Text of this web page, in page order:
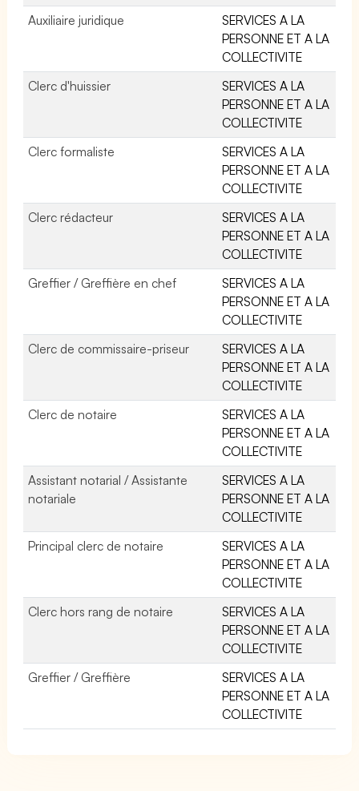
Auxiliaire juridique
SERVICES A LA
PERSONNE ET A LA
COLLECTIVITE
Clerc d'huissier
SERVICES A LA
PERSONNE ET A LA
COLLECTIVITE
Clerc formaliste
SERVICES A LA
PERSONNE ET A LA
COLLECTIVITE
Clerc rédacteur
SERVICES A LA
PERSONNE ET A LA
COLLECTIVITE
Greffier / Greffière en chef
SERVICES A LA
PERSONNE ET A LA
COLLECTIVITE
Clerc de commissaire-priseur
SERVICES A LA
PERSONNE ET A LA
COLLECTIVITE
Clerc de notaire
SERVICES A LA
PERSONNE ET A LA
COLLECTIVITE
Assistant notarial / Assistante
notariale
SERVICES A LA
PERSONNE ET A LA
COLLECTIVITE
Principal clerc de notaire
SERVICES A LA
PERSONNE ET A LA
COLLECTIVITE
Clerc hors rang de notaire
SERVICES A LA
PERSONNE ET A LA
COLLECTIVITE
Greffier / Greffière
SERVICES A LA
PERSONNE ET A LA
COLLECTIVITE